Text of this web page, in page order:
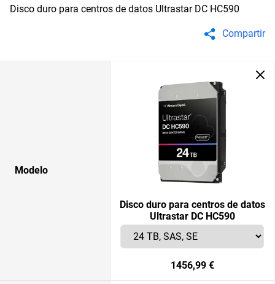
Disco duro para centros de datos Ultrastar DC HC590
Compartir
Modelo
Disco duro para centros de datos
Ultrastar DC HC590
1456,99 €